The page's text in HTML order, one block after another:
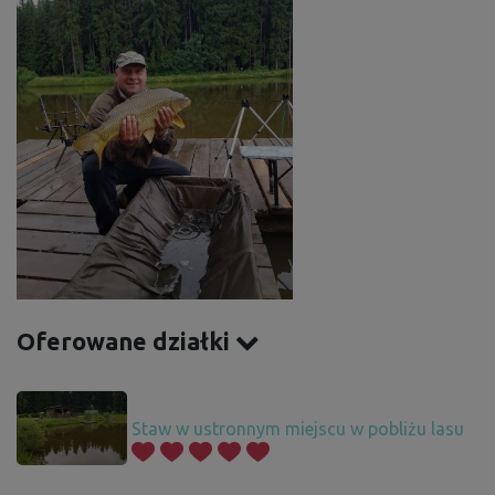
Oferowane działki
Staw w ustronnym miejscu w pobliżu lasu